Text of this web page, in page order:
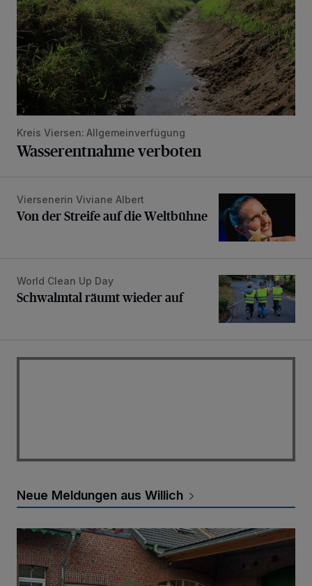
Kreis Viersen: Allgemeinverfügung
Wasserentnahme verboten
Von der Streife auf die Weltbühne
Viersenerin Viviane Albert
Von der Streife auf die Weltbühne
Schwalmtal räumt wieder auf
World Clean Up Day
Schwalmtal räumt wieder auf
Neue Meldungen aus Willich
Ein unvergesslicher niederrheinischer Abend